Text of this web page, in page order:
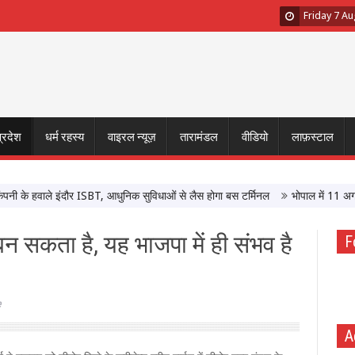
Friday 7
धर्म रहस्य वाइरल न्यूज़ तारामंडल वीडियो लाफ़स्टाल
इंदौर ISBT, आधुनिक सुविधाओं से लैस होगा बस टर्मिनल भोपाल में 11 अगस्त को
सकता है, यह भाजपा में ही संभव है